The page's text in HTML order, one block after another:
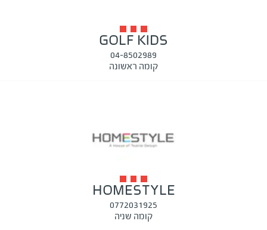
GOLF KIDS
04-8502989
קומה ראשונה
HOMESTYLE
0772031925
קומה שניה